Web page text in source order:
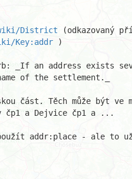
District
Key:addr )
_If an address exists
of the settlement._
část. Těch může být ve
čp1 a Dejvice čp1 a ...
addr:place - ale to už